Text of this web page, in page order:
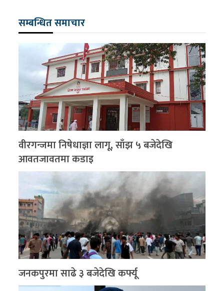
सम्बन्धित समाचार
वीरगन्जमा निषेधाज्ञा लागू, साँझ ५ बजेदेखि
आवतजावतमा कडाइ
जनकपुरमा साढे ३ बजेदेखि कर्फ्यू